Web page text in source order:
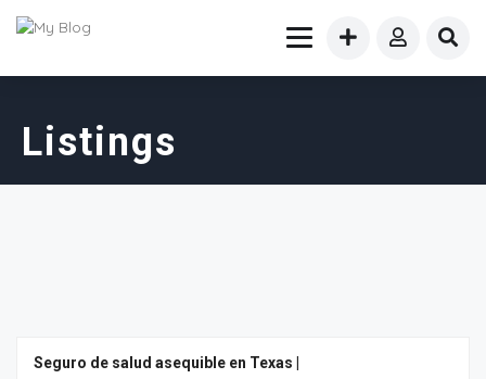
Listings
Seguro de salud asequible en Texas |